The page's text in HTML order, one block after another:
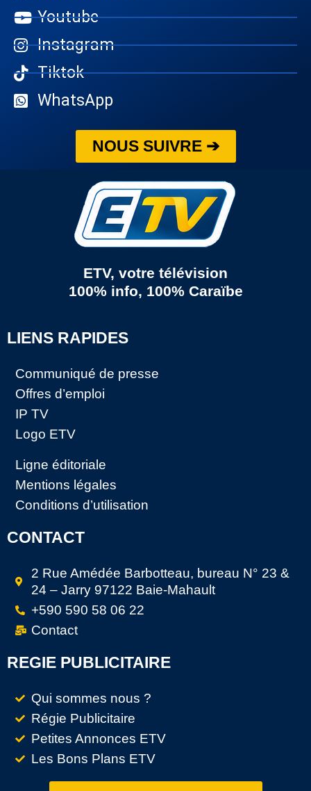
Youtube
Instagram
Tiktok
WhatsApp
NOUS SUIVRE ➔
ETV, votre télévision
100% info, 100% Caraïbe
LIENS RAPIDES
Communiqué de presse
Offres d’emploi
IP TV
Logo ETV
Ligne éditoriale
Mentions légales
Conditions d’utilisation
CONTACT
2 Rue Amédée Barbotteau, bureau N° 23 &
24 – Jarry 97122 Baie-Mahault
+590 590 58 06 22
Contact
REGIE PUBLICITAIRE
Qui sommes nous ?
Régie Publicitaire
Petites Annonces ETV
Les Bons Plans ETV